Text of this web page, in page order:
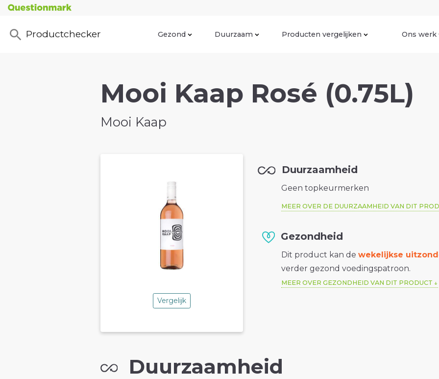
Productchecker Gezond Duurzaam Producten vergelijken Ons werk
Mooi Kaap Rosé (0.75L)
Mooi Kaap
Vergelijk
Duurzaamheid
Geen topkeurmerken
MEER OVER DE DUURZAAMHEID VAN DIT
Gezondheid
Dit product kan dewekelijkse
verder gezond voedingspatroon.
MEER OVER GEZONDHEID VAN DIT PRODUCT
Duurzaamheid